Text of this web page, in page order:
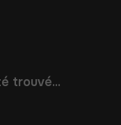
trouvé...